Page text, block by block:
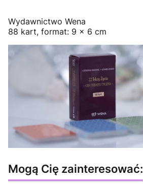
Wydawnictwo Wena
88 kart, format: 9 x 6 cm
Mogą Cię zainteresować: